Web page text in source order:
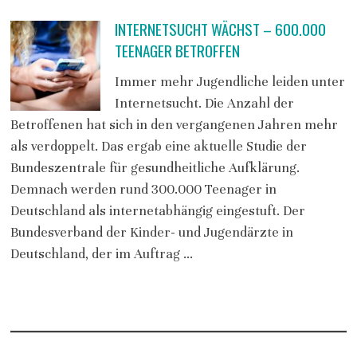
INTERNETSUCHT WÄCHST – 600.000
TEENAGER BETROFFEN
Immer mehr Jugendliche leiden unter
Internetsucht. Die Anzahl der
Betroffenen hat sich in den vergangenen Jahren mehr
als verdoppelt. Das ergab eine aktuelle Studie der
Bundeszentrale für gesundheitliche Aufklärung.
Demnach werden rund 300.000 Teenager in
Deutschland als internetabhängig eingestuft. Der
Bundesverband der Kinder- und Jugendärzte in
Deutschland, der im Auftrag …